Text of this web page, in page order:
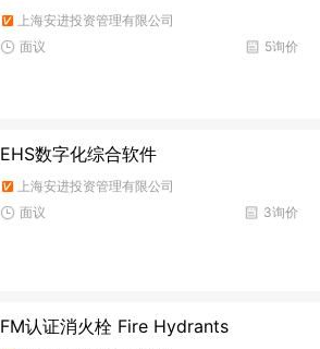
上海安进投资管理有限公司
5询价
面议
EHS数字化综合软件
上海安进投资管理有限公司
3询价
面议
FM认证消火栓 Fire Hydrants